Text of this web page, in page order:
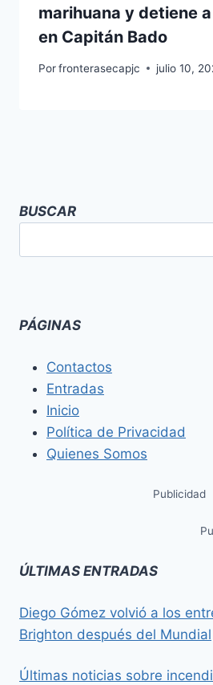
marihuana y detiene
en Capitán Bado
Porfronterasecapjc julio 10,
BUSCAR
PÁGINAS
Contactos
Entradas
Inicio
Política de Privacidad
Quienes Somos
Publicidad
ÚLTIMAS ENTRADAS
Diego Gómez volvió a los
Brighton después del Mundial
Últimas noticias sobre